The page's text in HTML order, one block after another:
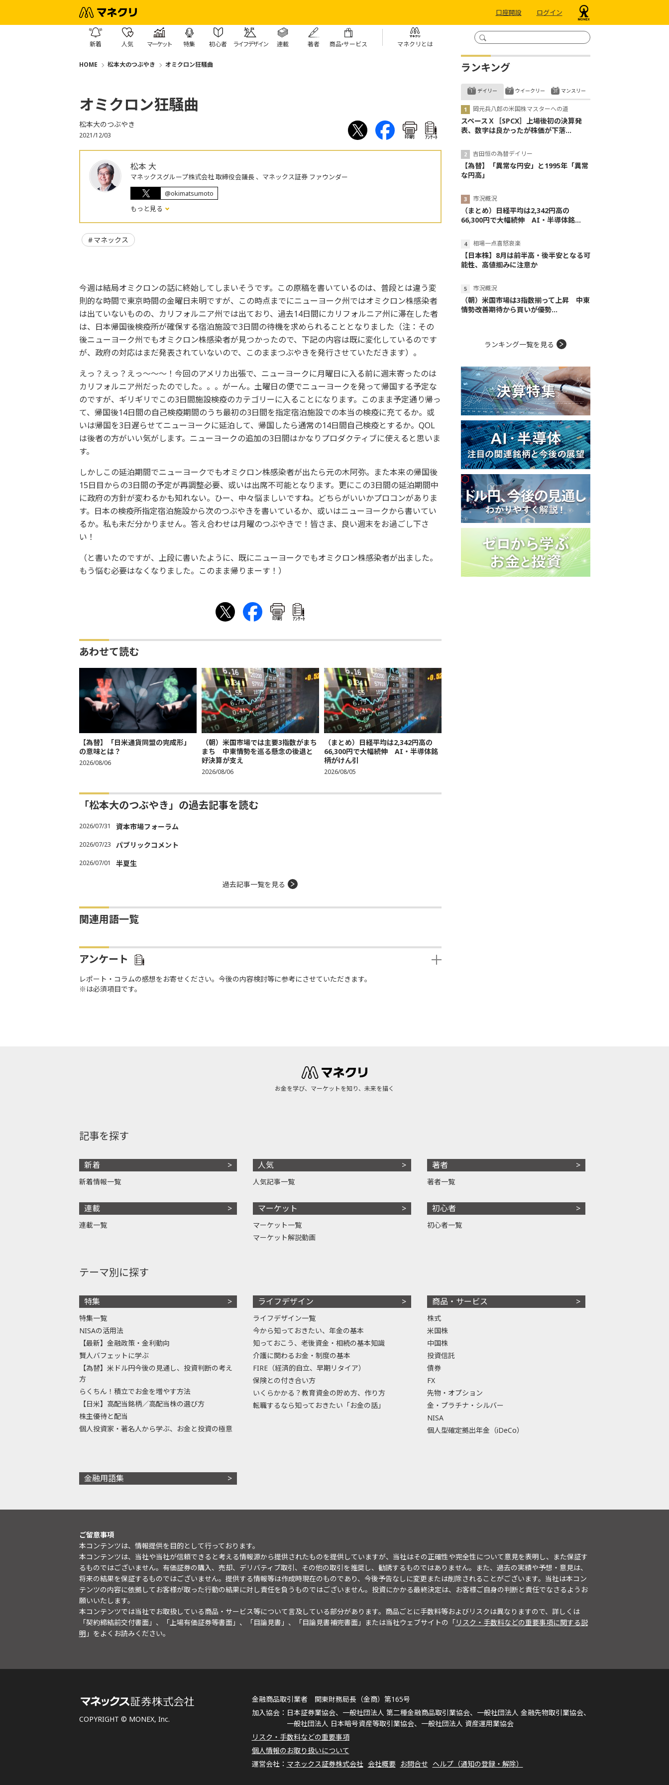
口座開設 ログイン
新着 人気 マーケット 特集 初心者 ライフデザイン 連載 著者 商品・サービス マネクリとは
HOME 松本大のつぶやき オミクロン狂騒曲
オミクロン狂騒曲
松本大のつぶやき
2021/12/03 印刷 ｱﾝｹｰﾄ
松本 大
マネックスグループ株式会社 取締役会議長 、マネックス証券 ファウンダー
@okimatsumoto
もっと見る
マネックス
今週は結局オミクロンの話に終始してしまいそうです。この原稿を書いているのは、普段とは違う変
則的な時間で東京時間の金曜日未明ですが、この時点までにニューヨーク州ではオミクロン株感染者
は出ていないものの、カリフォルニア州では出ており、過去14日間にカリフォルニア州に滞在した者
は、日本帰国後検疫所が確保する宿泊施設で3日間の待機を求められることとなりました（注：その
後ニューヨーク州でもオミクロン株感染者が見つかったので、下記の内容は既に変化しているのです
が、政府の対応はまだ発表されていないので、このままつぶやきを発行させていただきます）。
えっ？えっ？えっ～～～！今回のアメリカ出張で、ニューヨークに月曜日に入る前に週末寄ったのは
カリフォルニア州だったのでした。。。がーん。土曜日の便でニューヨークを発って帰国する予定な
のですが、ギリギリでこの3日間施設検疫のカテゴリーに入ることになります。このまま予定通り帰っ
て、帰国後14日間の自己検疫期間のうち最初の3日間を指定宿泊施設での本当の検疫に充てるか。或
いは帰国を3日遅らせてニューヨークに延泊して、帰国したら通常の14日間自己検疫とするか。QOL
は後者の方がいい気がします。ニューヨークの追加の3日間はかなりプロダクティブに使えると思いま
す。
しかしこの延泊期間でニューヨークでもオミクロン株感染者が出たら元の木阿弥。また本来の帰国後
15日目からの3日間の予定が再調整必要、或いは出席不可能となります。更にこの3日間の延泊期間中
に政府の方針が変わるかも知れない。ひー、中々悩ましいですね。どちらがいいかプロコンがありま
す。日本の検疫所指定宿泊施設から次のつぶやきを書いているか、或いはニューヨークから書いてい
るか。私も未だ分かりません。答え合わせは月曜のつぶやきで！皆さま、良い週末をお過ごし下さ
い！
（と書いたのですが、上段に書いたように、既にニューヨークでもオミクロン株感染者が出ました。
もう悩む必要はなくなりました。このまま帰りまーす！）
印刷 ｱﾝｹｰﾄ
あわせて読む
【為替】「日米通貨同盟の完成形」
の意味とは？
2026/08/06
（朝）米国市場では主要3指数がまち
まち 中東情勢を巡る懸念の後退と
好決算が支え
2026/08/06
（まとめ）日経平均は2,342円高の
66,300円で大幅続伸 AI・半導体銘
柄がけん引
2026/08/05
「松本大のつぶやき」の過去記事を読む
2026/07/31 資本市場フォーラム
2026/07/23 パブリックコメント
2026/07/01 半夏生
過去記事一覧を見る
関連用語一覧
アンケート
レポート・コラムの感想をお寄せください。今後の内容検討等に参考にさせていただきます。
※は必須項目です。
ランキング
デイリー
岡元兵八郎の米国株マスターへの道
スペースＸ［SPCX］上場後初の決算発
表、数字は良かったが株価が下落...
吉田恒の為替デイリー
【為替】「異常な円安」と1995年「異常
な円高」
市況概況
（まとめ）日経平均は2,342円高の
66,300円で大幅続伸 AI・半導体銘...
相場一点喜怒哀楽
【日本株】8月は前半高・後半安となる可
能性、高値掴みに注意か
市況概況
（朝）米国市場は3指数揃って上昇 中東
情勢改善期待から買いが優勢...
ウイークリー マンスリー
ランキング一覧を見る
お金を学び、マーケットを知り、未来を描く
記事を探す
新着
新着情報一覧
連載
連載一覧
人気
人気記事一覧
マーケット
マーケット一覧
マーケット解説動画
著者
著者一覧
初心者
初心者一覧
テーマ別に探す
特集
特集一覧
NISAの活用法
【最新】金融政策・金利動向
賢人バフェットに学ぶ
【為替】米ドル円今後の見通し、投資判断の考え
方
らくちん！積立でお金を増やす方法
【日米】高配当銘柄／高配当株の選び方
株主優待と配当
個人投資家・著名人から学ぶ、お金と投資の極意
ライフデザイン
ライフデザイン一覧
今から知っておきたい、年金の基本
知っておこう、老後資金・相続の基本知識
介護に関わるお金・制度の基本
FIRE（経済的自立、早期リタイア）
保険との付き合い方
いくらかかる？教育資金の貯め方、作り方
転職するなら知っておきたい「お金の話」
商品・サービス
株式
米国株
中国株
投資信託
債券
FX
先物・オプション
金・プラチナ・シルバー
NISA
個人型確定拠出年金（iDeCo）
金融用語集
ご留意事項
本コンテンツは、情報提供を目的として行っております。
本コンテンツは、当社や当社が信頼できると考える情報源から提供されたものを提供していますが、当社はその正確性や完全性について意見を表明し、また保証す
るものではございません。有価証券の購入、売却、デリバティブ取引、その他の取引を推奨し、勧誘するものではありません。また、過去の実績や予想・意見は、
将来の結果を保証するものではございません。提供する情報等は作成時現在のものであり、今後予告なしに変更または削除されることがございます。当社は本コン
テンツの内容に依拠してお客様が取った行動の結果に対し責任を負うものではございません。投資にかかる最終決定は、お客様ご自身の判断と責任でなさるようお
願いいたします。
本コンテンツでは当社でお取扱している商品・サービス等について言及している部分があります。商品ごとに手数料等およびリスクは異なりますので、詳しくは
「契約締結前交付書面」、「上場有価証券等書面」、「目論見書」、「目論見書補完書面」または当社ウェブサイトの「リスク・手数料などの重要事項に関する説
明 」をよくお読みください。
COPYRIGHT © MONEX, Inc.
金融商品取引業者 関東財務局長（金商）第165号
日本証券業協会、一般社団法人 第二種金融商品取引業協会、一般社団法人 金融先物取引業協会、
一般社団法人 日本暗号資産等取引業協会、一般社団法人 資産運用業協会
リスク・手数料などの重要事項
個人情報のお取り扱いについて
マネックス証券株式会社 会社概要 お問合せ ヘルプ（通知の登録・解除）